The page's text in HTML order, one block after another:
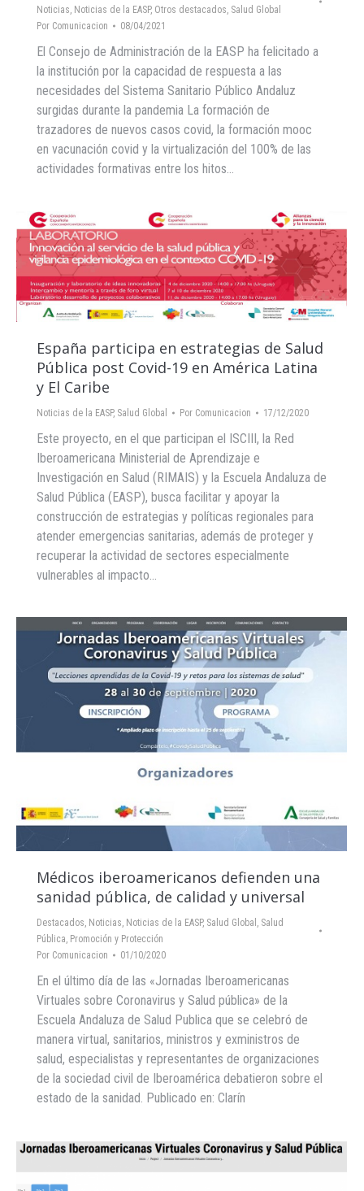
Noticias, Noticias de la EASP, Otros destacados, Salud Global
Por Comunicacion 08/04/2021
El Consejo de Administración de la EASP ha felicitado a
la institución por la capacidad de respuesta a las
necesidades del Sistema Sanitario Público Andaluz
surgidas durante la pandemia La formación de
trazadores de nuevos casos covid, la formación mooc
en vacunación covid y la virtualización del 100% de las
actividades formativas entre los hitos…
España participa en estrategias de Salud
Pública post Covid-19 en América Latina
y El Caribe
Noticias de la EASP, Salud Global Por Comunicacion 17/12/2020
Este proyecto, en el que participan el ISCIII, la Red
Iberoamericana Ministerial de Aprendizaje e
Investigación en Salud (RIMAIS) y la Escuela Andaluza de
Salud Pública (EASP), busca facilitar y apoyar la
construcción de estrategias y políticas regionales para
atender emergencias sanitarias, además de proteger y
recuperar la actividad de sectores especialmente
vulnerables al impacto…
Médicos iberoamericanos defienden una
sanidad pública, de calidad y universal
Destacados, Noticias, Noticias de la EASP, Salud Global , Salud
Pública, Promoción y Protección
Por Comunicacion 01/10/2020
En el último día de las «Jornadas Iberoamericanas
Virtuales sobre Coronavirus y Salud pública» de la
Escuela Andaluza de Salud Publica que se celebró de
manera virtual, sanitarios, ministros y exministros de
salud, especialistas y representantes de organizaciones
de la sociedad civil de Iberoamérica debatieron sobre el
estado de la sanidad. Publicado en: Clarín